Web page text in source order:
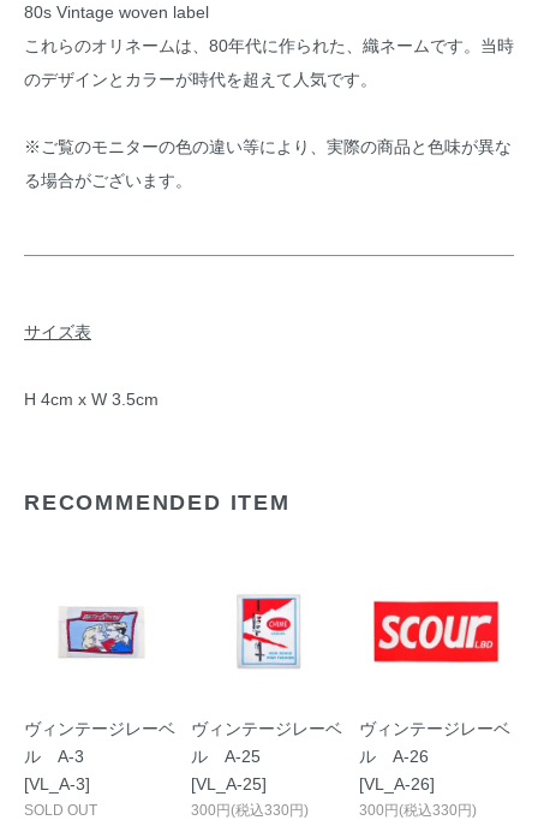
80s Vintage woven label
これらのオリネームは、80年代に作られた、織ネームです。当時
のデザインとカラーが時代を超えて人気です。
※ご覧のモニターの色の違い等により、実際の商品と色味が異な
る場合がございます。
サイズ表
H 4cm x W 3.5cm
RECOMMENDED ITEM
ヴィンテージレーベ
ル A-3
[VL_A-3]
SOLD OUT
ヴィンテージレーベ
ル A-25
[VL_A-25]
300円(税込330円)
ヴィンテージレーベ
ル A-26
[VL_A-26]
300円(税込330円)